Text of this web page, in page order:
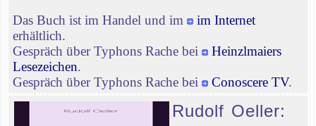
Das Buch ist im Handel und im
im Internet
erhältlich.
Gespräch über Typhons Rache bei
Heinzlmaiers
Lesezeichen.
Gespräch über Typhons Rache bei
Conoscere TV.
Rudolf Oeller: